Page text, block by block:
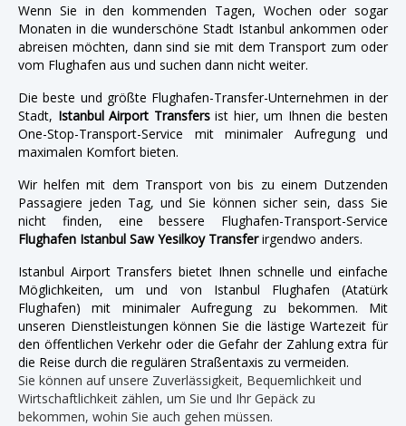
Wenn Sie in den kommenden Tagen, Wochen oder sogar
Monaten in die wunderschöne Stadt Istanbul ankommen oder
abreisen möchten, dann sind sie mit dem Transport zum oder
vom Flughafen aus und suchen dann nicht weiter.
Die beste und größte Flughafen-Transfer-Unternehmen in der
Stadt, Istanbul Airport Transfersist hier, um Ihnen die besten
One-Stop-Transport-Service mit minimaler Aufregung und
maximalen Komfort bieten.
Wir helfen mit dem Transport von bis zu einem Dutzenden
Passagiere jeden Tag, und Sie können sicher sein, dass Sie
nicht finden, eine bessere Flughafen-Transport-Service
Flughafen Istanbul Saw Yesilkoy Transferirgendwo anders.
Istanbul Airport Transfers bietet Ihnen schnelle und einfache
Möglichkeiten, um und von Istanbul Flughafen (Atatürk
Flughafen) mit minimaler Aufregung zu bekommen. Mit
unseren Dienstleistungen können Sie die lästige Wartezeit für
den öffentlichen Verkehr oder die Gefahr der Zahlung extra für
die Reise durch die regulären Straßentaxis zu vermeiden.
Sie können auf unsere Zuverlässigkeit, Bequemlichkeit und
Wirtschaftlichkeit zählen, um Sie und Ihr Gepäck zu
bekommen, wohin Sie auch gehen müssen.